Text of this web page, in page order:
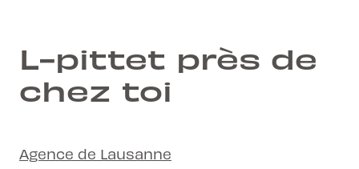
L-pittet près de
chez toi
Agence de Lausanne